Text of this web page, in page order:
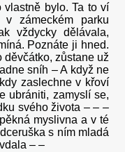
vlastně bylo. Ta to ví
zámeckém parku
vždycky dělávala,
Poznáte ji hned.
zůstane už
sníh – A když ne
zaslechne v křoví
ubrániti, zamyslí se,
svého života – – –
myslivna a v té
s ním mladá
– –